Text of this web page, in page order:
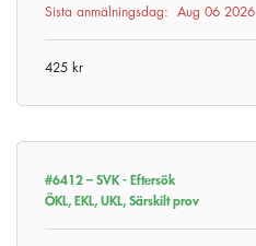
Sista anmälningsdag: Aug 06 2026
425 kr
#6412 –SVK - Eftersök
ÖKL, EKL, UKL, Särskilt prov